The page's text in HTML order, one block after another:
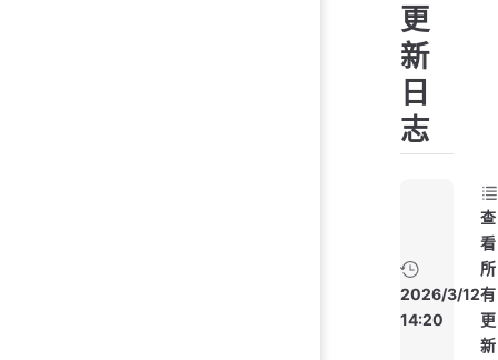
更
新
日
志
2026/3/12
14:20
查
看
所
有
更
新